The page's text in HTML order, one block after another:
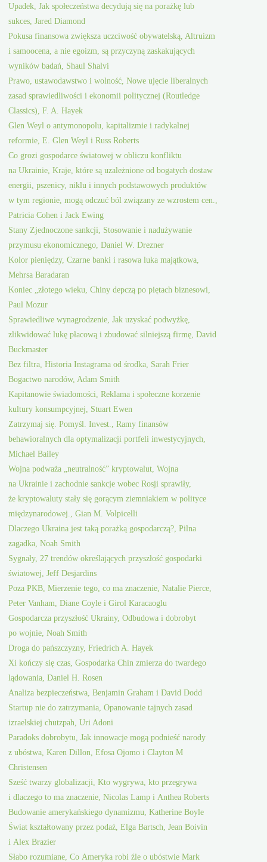
Upadek, Jak społeczeństwa decydują się na porażkę lub
sukces, Jared Diamond
Pokusa finansowa zwiększa uczciwość obywatelską, Altruizm
i samoocena, a nie egoizm, są przyczyną zaskakujących
wyników badań, Shaul Shalvi
Prawo, ustawodawstwo i wolność, Nowe ujęcie liberalnych
zasad sprawiedliwości i ekonomii politycznej (Routledge
Classics), F. A. Hayek
Glen Weyl o antymonopolu, kapitalizmie i radykalnej
reformie, E. Glen Weyl i Russ Roberts
Co grozi gospodarce światowej w obliczu konfliktu
na Ukrainie, Kraje, które są uzależnione od bogatych dostaw
energii, pszenicy, niklu i innych podstawowych produktów
w tym regionie, mogą odczuć ból związany ze wzrostem cen.,
Patricia Cohen i Jack Ewing
Stany Zjednoczone sankcji, Stosowanie i nadużywanie
przymusu ekonomicznego, Daniel W. Drezner
Kolor pieniędzy, Czarne banki i rasowa luka majątkowa,
Mehrsa Baradaran
Koniec „złotego wieku, Chiny depczą po piętach biznesowi,
Paul Mozur
Sprawiedliwe wynagrodzenie, Jak uzyskać podwyżkę,
zlikwidować lukę płacową i zbudować silniejszą firmę, David
Buckmaster
Bez filtra, Historia Instagrama od środka, Sarah Frier
Bogactwo narodów, Adam Smith
Kapitanowie świadomości, Reklama i społeczne korzenie
kultury konsumpcyjnej, Stuart Ewen
Zatrzymaj się. Pomyśl. Invest., Ramy finansów
behawioralnych dla optymalizacji portfeli inwestycyjnych,
Michael Bailey
Wojna podważa „neutralność” kryptowalut, Wojna
na Ukrainie i zachodnie sankcje wobec Rosji sprawiły,
że kryptowaluty stały się gorącym ziemniakiem w polityce
międzynarodowej., Gian M. Volpicelli
Dlaczego Ukraina jest taką porażką gospodarczą?, Pilna
zagadka, Noah Smith
Sygnały, 27 trendów określających przyszłość gospodarki
światowej, Jeff Desjardins
Poza PKB, Mierzenie tego, co ma znaczenie, Natalie Pierce,
Peter Vanham, Diane Coyle i Girol Karacaoglu
Gospodarcza przyszłość Ukrainy, Odbudowa i dobrobyt
po wojnie, Noah Smith
Droga do pańszczyzny, Friedrich A. Hayek
Xi kończy się czas, Gospodarka Chin zmierza do twardego
lądowania, Daniel H. Rosen
Analiza bezpieczeństwa, Benjamin Graham i David Dodd
Startup nie do zatrzymania, Opanowanie tajnych zasad
izraelskiej chutzpah, Uri Adoni
Paradoks dobrobytu, Jak innowacje mogą podnieść narody
z ubóstwa, Karen Dillon, Efosa Ojomo i Clayton M
Christensen
Sześć twarzy globalizacji, Kto wygrywa, kto przegrywa
i dlaczego to ma znaczenie, Nicolas Lamp i Anthea Roberts
Budowanie amerykańskiego dynamizmu, Katherine Boyle
Świat kształtowany przez podaż, Elga Bartsch, Jean Boivin
i Alex Brazier
Słabo rozumiane, Co Ameryka robi źle o ubóstwie Mark